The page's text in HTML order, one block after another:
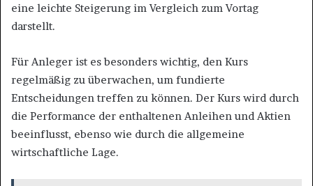
eine leichte Steigerung im Vergleich zum Vortag
darstellt​.
Für Anleger ist es besonders wichtig, den Kurs
regelmäßig zu überwachen, um fundierte
Entscheidungen treffen zu können. Der Kurs wird durch
die Performance der enthaltenen Anleihen und Aktien
beeinflusst, ebenso wie durch die allgemeine
wirtschaftliche Lage.